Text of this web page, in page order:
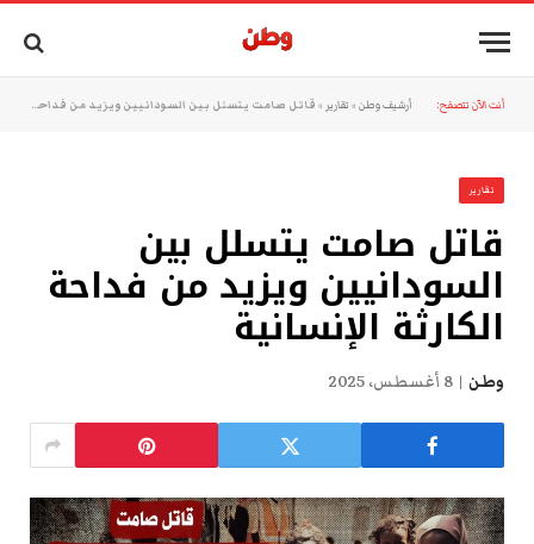
أنت الآن تتصفح: أرشيف وطن » تقارير » قاتل صامت يتسلل بين السودانيين ويزيد من فداحة الكارثة الإنسانية
تقارير
قاتل صامت يتسلل بين
السودانيين ويزيد من فداحة
الكارثة الإنسانية
وطن 8 أغسطس، 2025